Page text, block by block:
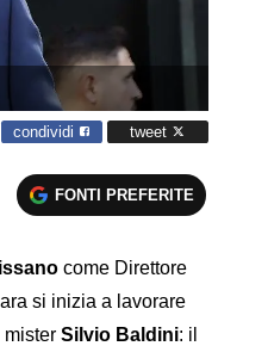
condividi tweet
FONTI PREFERITE
come Direttore
si inizia a lavorare
mister Silvio Baldini: il